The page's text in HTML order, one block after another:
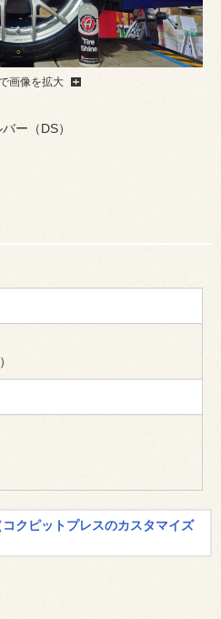
画像を拡大
ー（DS）
クピットプレスのカスタマイズ